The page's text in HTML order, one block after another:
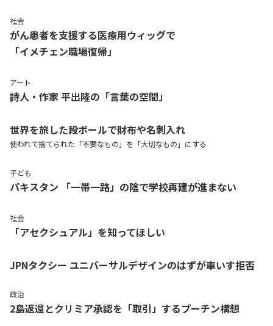
社会
がん患者を支援する医療用ウィッグで
「イメチェン職場復帰」
アート
詩人・作家 平出隆の「言葉の空間」
世界を旅した段ボールで財布や名刺入れ
使われて捨てられた「不要なもの」を「大切なもの」にする
子ども
パキスタン 「一帯一路」の陰で学校再建が進まない
社会
「アセクシュアル」を知ってほしい
JPNタクシー ユニバーサルデザインのはずが車いす拒否
政治
2島返還とクリミア承認を「取引」するプーチン構想